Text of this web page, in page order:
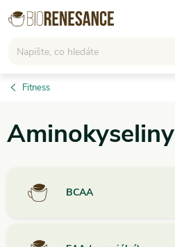
Přejít
na
Fitness
Aminokyseliny
BCAA